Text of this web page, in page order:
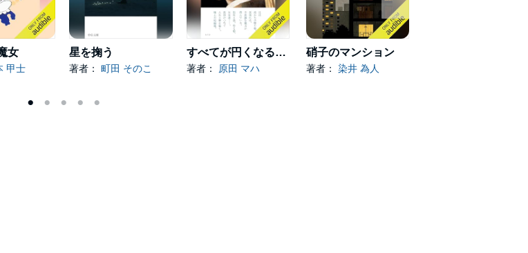
女
甲士
星を掬う
著者：町田 そのこ
すべてが円くなるように
著者： 原田 マハ
硝子のマンション
著者： 染井 為人